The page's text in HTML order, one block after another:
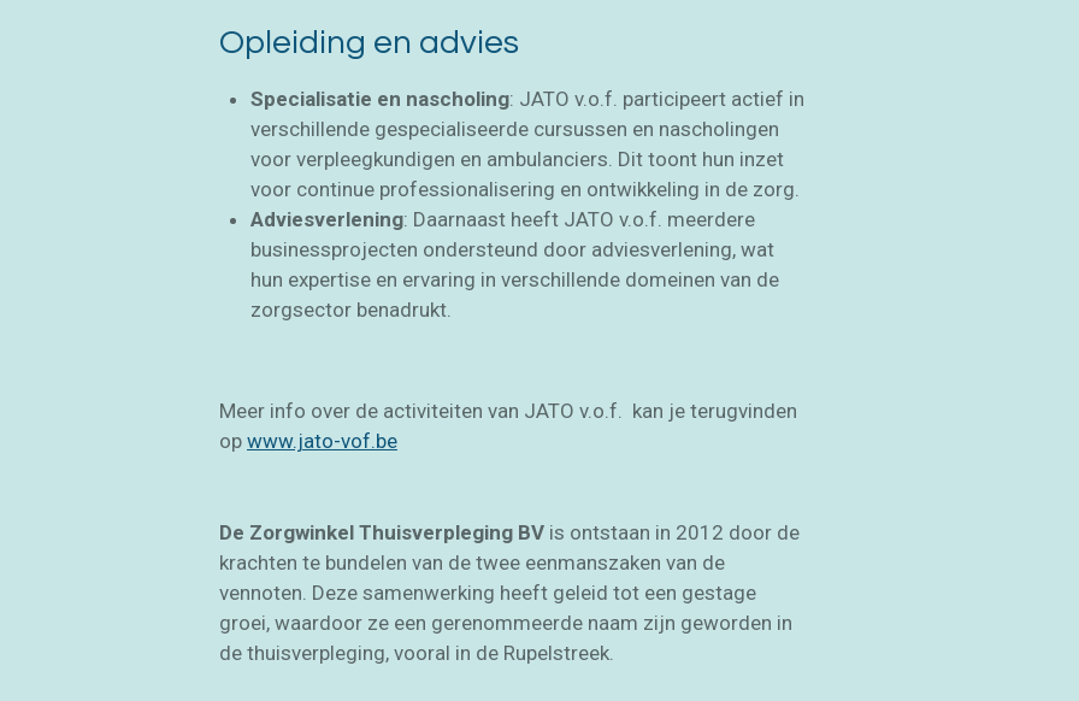
Opleiding en advies
Specialisatie en nascholing: JATO v.o.f. participeert actief in
verschillende gespecialiseerde cursussen en nascholingen
voor verpleegkundigen en ambulanciers. Dit toont hun inzet
voor continue professionalisering en ontwikkeling in de zorg.
Adviesverlening: Daarnaast heeft JATO v.o.f. meerdere
businessprojecten ondersteund door adviesverlening, wat
hun expertise en ervaring in verschillende domeinen van de
zorgsector benadrukt.
Meer info over de activiteiten van JATO v.o.f. kan je terugvinden
op www.jato-vof.be
De Zorgwinkel Thuisverpleging BV is ontstaan in 2012 door de
krachten te bundelen van de twee eenmanszaken van de
vennoten. Deze samenwerking heeft geleid tot een gestage
groei, waardoor ze een gerenommeerde naam zijn geworden in
de thuisverpleging, vooral in de Rupelstreek.